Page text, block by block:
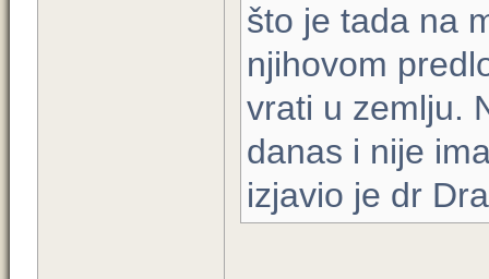
što je tada na
njihovom
vrati u zemlju.
danas i nije
izjavio je dr